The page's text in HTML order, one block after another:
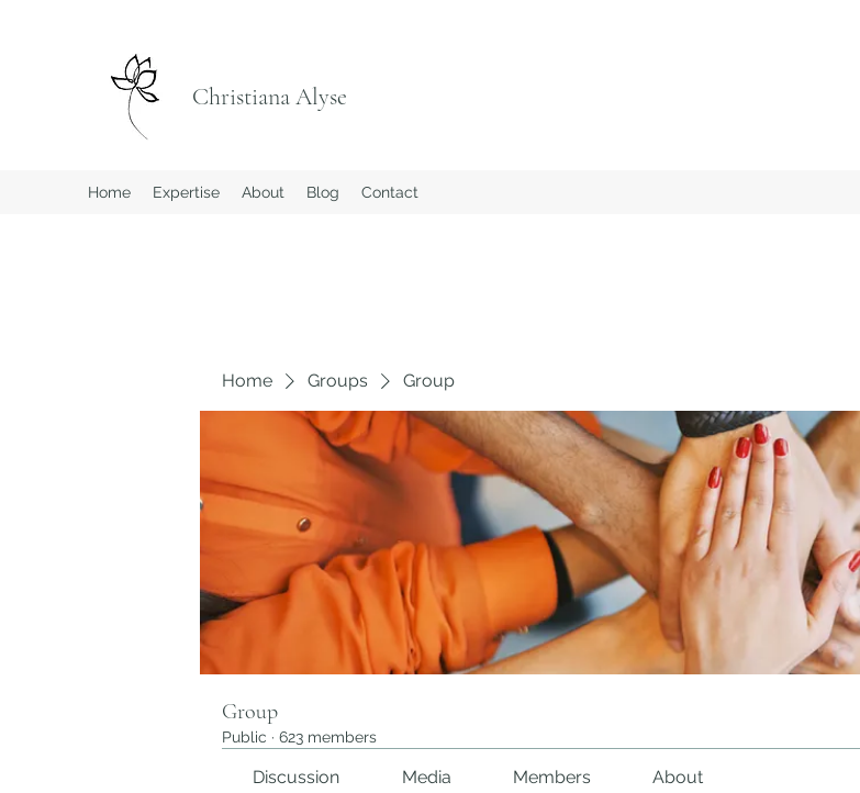
Christiana Alyse
Home Expertise About Blog Contact
Home Groups Group
Group
Public · 623 members
Discussion Media Members About